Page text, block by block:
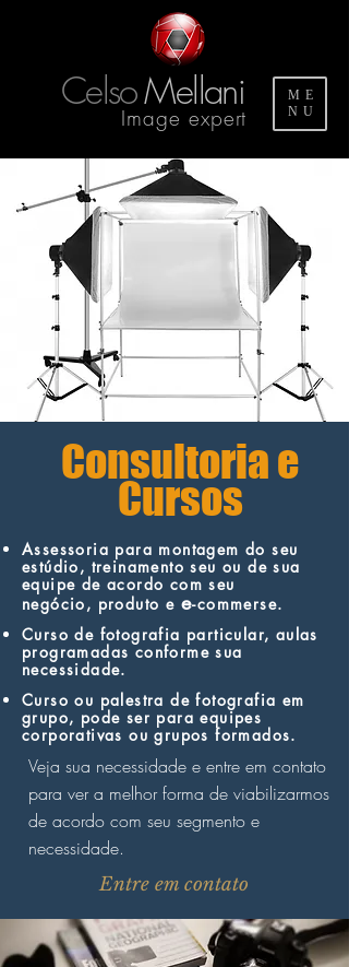
CelsoMellani
Image expert
ME
NU
Consultoria e
Cursos
Assessoria para montagem do seu
estúdio, treinamento seu ou de sua
equipe de acordo com seu
negócio, produto e e-commerse.
Curso de fotografia particular, aulas
programadas conforme sua
necessidade.
Curso ou palestra de fotografia em
grupo, pode ser para equipes
corporativas ou grupos formados.
Veja sua necessidade e entre em contato
para ver a melhor forma de viabilizarmos
de acordo com seu segmento e
necessidade.
Entre em contato